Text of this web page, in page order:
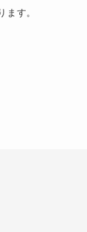
ます。